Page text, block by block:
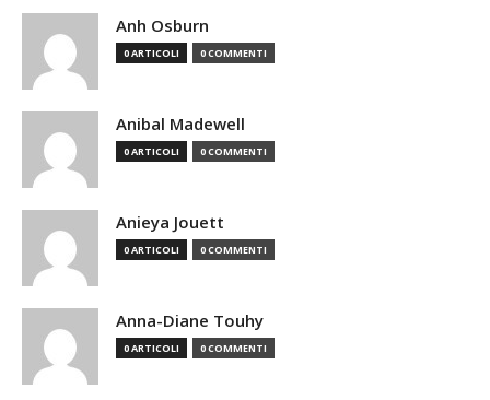
Anh Osburn
0 ARTICOLI 0 COMMENTI
Anibal Madewell
0 ARTICOLI 0 COMMENTI
Anieya Jouett
0 ARTICOLI 0 COMMENTI
Anna-Diane Touhy
0 ARTICOLI 0 COMMENTI